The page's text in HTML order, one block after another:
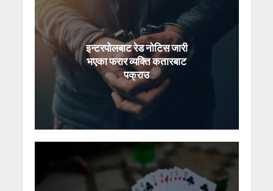
इन्टरपोलबाट रेड नोटिस जारी
भएका फरार व्यक्ति कतारबाट
पक्राउ